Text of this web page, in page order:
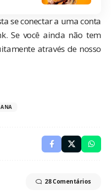
se conectar a uma conta
. Se você ainda não tem
através de nosso
28 Comentários